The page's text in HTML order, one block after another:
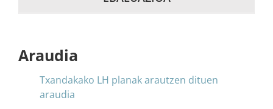
Araudia
Txandakako LH planak arautzen dituen
araudia